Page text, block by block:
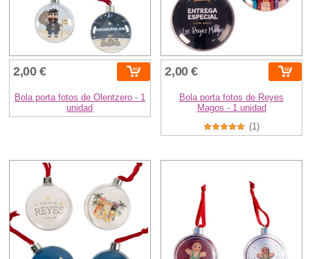
2,00 €
Bola porta fotos de Olentzero - 1
unidad
2,00 €
Bola porta fotos de Reyes
Magos - 1 unidad
(1)